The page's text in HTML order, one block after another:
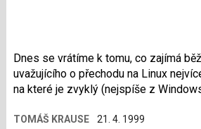
Dnes se vrátíme k tomu, co zajímá
uvažujícího o přechodu na Linux
na které je zvyklý (nejspíše z
TOMÁŠ KRAUSE 21. 4. 1999